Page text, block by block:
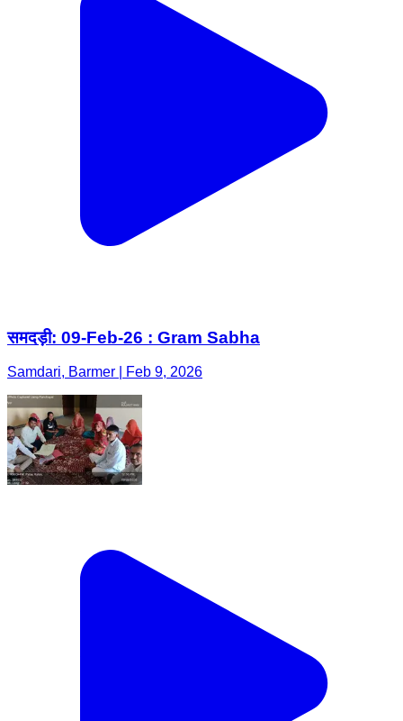
समदड़ी: 09-Feb-26 : Gram Sabha
Samdari, Barmer | Feb 9, 2026